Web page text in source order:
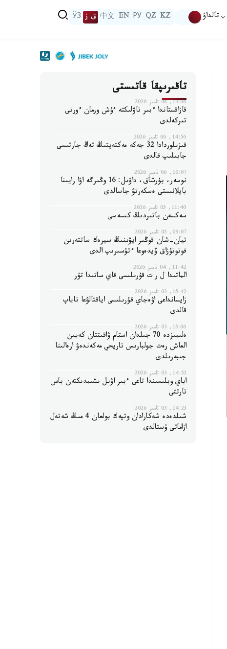
تالداۋ KZ
QZ
РУ
EN
中文 ق ز ЎЗ
تاقىرىپقا قاتىستى
13:06, 08 تامىز 2026
قازاقستاندا ءبىر تاۋلىكتە ءۇش ورمان ءورتى
تىركەلدى
14:56, 06 تامىز 2026
قىزىلوردادا 32 جەكە مەكتەپتىڭ تەڭ جارتىسى
جابىلىپ قالدى
10:07, 06 تامىز 2026
نوسەر، بۇرشاق، داۋىل: 16 وڭىرگە اۋا رايىنا
بايلانىستى ەسكەرتۋ جاسالدى
11:40, 05 تامىز 2026
سەكسەن باتىردىڭ كىسەسى
09:07, 05 تامىز 2026
تيان-شان قوڭىر ايۋىنىڭ سيرەك ساتتەرىن
فوتوتۇزاق ۆيدەوعا ءتۇسىرىپ الدى
11:42, 04 تامىز 2026
الماتىدا ل ر ت قۇرىلىسى قاي ساتىدا تۇر
15:42, 03 تامىز 2026
زايسانداعى اۋەجاي قۇرىلىسى اياقتالۋعا تاياپ
قالدى
15:06, 03 تامىز 2026
ەلىمىزدە 70 جىلدان استام ۋاقىتتان كەيىن
العاش رەت جولبارىس تاريحي مەكەندەۋ ارەالىنا
جىبەرىلدى
14:52, 03 تامىز 2026
اباي وبلىسىندا تاعى ءبىر اۋىل ىشىمدىكتەن باس
تارتتى
14:23, 03 تامىز 2026
شىلدەدە شەكارادان وتپەك بولعان 4 مىڭ شەتەل
ازاماتى ۇستالدى